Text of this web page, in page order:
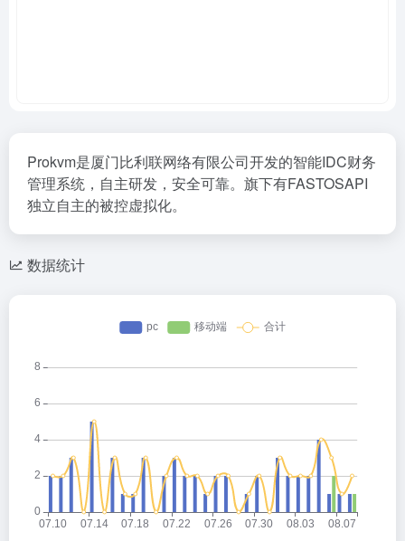
Prokvm是厦门比利联网络有限公司开发的智能IDC财务
管理系统，自主研发，安全可靠。旗下有FASTOSAPI
独立自主的被控虚拟化。
数据统计